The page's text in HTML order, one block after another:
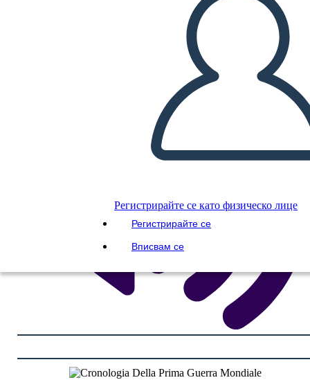
Регистрирайте се като физическо лице
Регистрирайте се
Вписвам се
ПУСКАНЕ НА СЛАЙДШОУ
ЧЕТИ МИ